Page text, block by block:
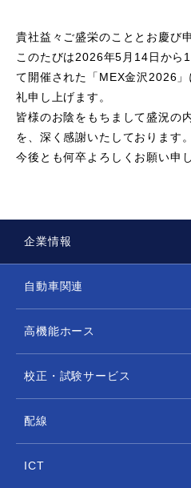
貴社益々ご盛栄のこととお慶び
このたびは2026年5月14日から
て開催された「MEX金沢2026
礼申し上げます。
皆様のお陰をもちまして盛況の
を、深く感謝いたしております。
今後とも何卒よろしくお願い申
企業情報
自動車関連
高機能ホース
校正・試験サービス
配線
ICT